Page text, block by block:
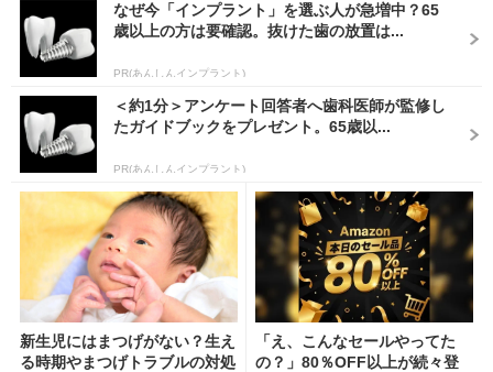
なぜ今「インプラント」を選ぶ人が急増中？65
歳以上の方は要確認。抜けた歯の放置は...
PR(あんしんインプラント)
＜約1分＞アンケート回答者へ歯科医師が監修し
たガイドブックをプレゼント。65歳以...
PR(あんしんインプラント)
新生児にはまつげがない？生え
る時期やまつげトラブルの対処
「え、こんなセールやってた
の？」80％OFF以上が続々登